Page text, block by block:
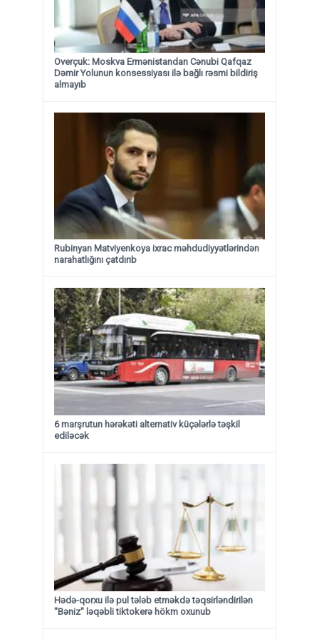
Overçuk: Moskva Ermənistandan Cənubi Qafqaz
Dəmir Yolunun konsessiyası ilə bağlı rəsmi bildiriş
almayıb
Rubinyan Matviyenkoya ixrac məhdudiyyətlərindən
narahatlığını çatdırıb
6 marşrutun hərəkəti alternativ küçələrlə təşkil
ediləcək
Hədə-qorxu ilə pul tələb etməkdə təqsirləndirilən
"Bəniz" ləqəbli tiktokerə hökm oxunub